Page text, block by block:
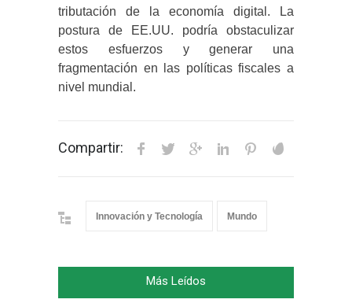
tributación de la economía digital.
La
postura de EE.UU. podría obstaculizar
estos esfuerzos y generar una
fragmentación en las políticas fiscales a
nivel mundial.
Compartir:
Innovación y Tecnología Mundo
Más Leídos